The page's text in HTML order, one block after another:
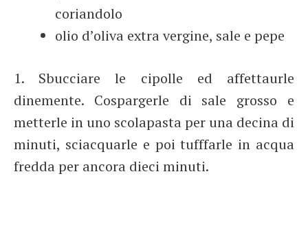
coriandolo
olio d’oliva extra vergine, sale e pepe
1. Sbucciare le cipolle ed affettaurle
dinemente. Cospargerle di sale grosso e
metterle in uno scolapasta per una decina di
minuti, sciacquarle e poi tufffarle in acqua
fredda per ancora dieci minuti.